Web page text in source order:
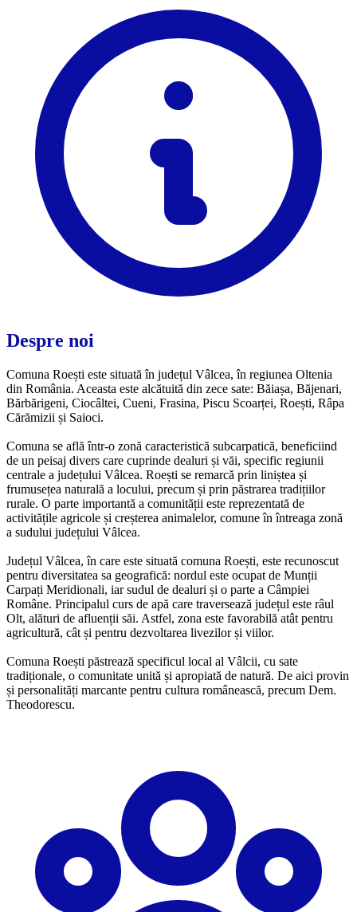
Despre noi
Comuna Roești este situată în județul Vâlcea, în regiunea Oltenia
din România. Aceasta este alcătuită din zece sate: Băiașa, Băjenari,
Bărbărigeni, Ciocâltei, Cueni, Frasina, Piscu Scoarței, Roești, Râpa
Cărămizii și Saioci.
Comuna se află într-o zonă caracteristică subcarpatică, beneficiind
de un peisaj divers care cuprinde dealuri și văi, specific regiunii
centrale a județului Vâlcea. Roești se remarcă prin liniștea și
frumusețea naturală a locului, precum și prin păstrarea tradițiilor
rurale. O parte importantă a comunității este reprezentată de
activitățile agricole și creșterea animalelor, comune în întreaga zonă
a sudului județului Vâlcea.
Județul Vâlcea, în care este situată comuna Roești, este recunoscut
pentru diversitatea sa geografică: nordul este ocupat de Munții
Carpați Meridionali, iar sudul de dealuri și o parte a Câmpiei
Române. Principalul curs de apă care traversează județul este râul
Olt, alături de afluenții săi. Astfel, zona este favorabilă atât pentru
agricultură, cât și pentru dezvoltarea livezilor și viilor.
Comuna Roești păstrează specificul local al Vâlcii, cu sate
tradiționale, o comunitate unită și apropiată de natură. De aici provin
și personalități marcante pentru cultura românească, precum Dem.
Theodorescu.